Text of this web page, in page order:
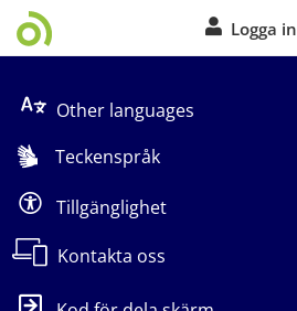
Logga in
Other languages
Teckenspråk
Tillgänglighet
Kontakta oss